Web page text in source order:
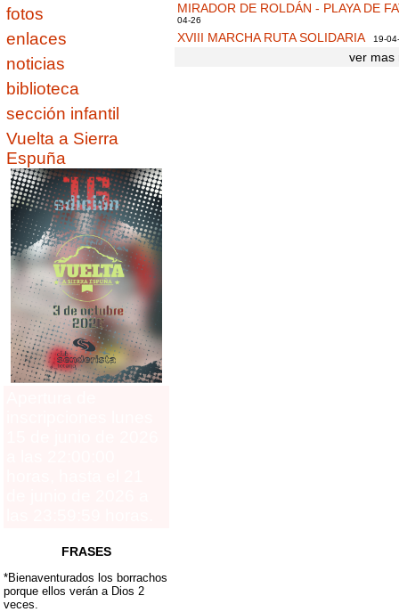
fotos
enlaces
noticias
biblioteca
sección infantil
Vuelta a Sierra
Espuña
FRASES
*Bienaventurados los borrachos
porque ellos verán a Dios 2
veces.
MIRADOR DE ROLDÁN - PLAYA DE
04-26
XVIII MARCHA RUTA SOLIDARIA 19-
ver mas